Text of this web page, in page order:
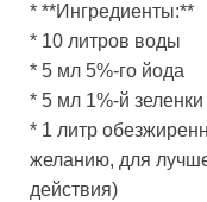
* **Ингредиенты:**
* 10 литров воды
* 5 мл 5%-го йода
* 5 мл 1%-й зеленки
* 1 литр
желанию, для
действия)